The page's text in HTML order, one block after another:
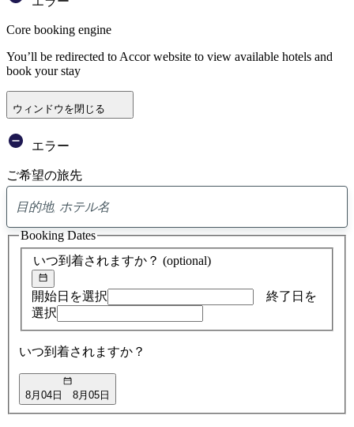
Core booking engine
You’ll be redirected to Accor website to view available hotels and
book your stay
ウィンドウを閉じる
エラー
ご希望の旅先
ア
ド
バ
イ
検
索
いつ到着されますか？ (optional)
開始日を選択
終了日を
選択
いつ到着されますか？
8月04日 8月05日
Booking Dates